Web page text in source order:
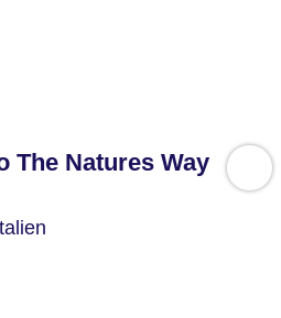
The Natures Way